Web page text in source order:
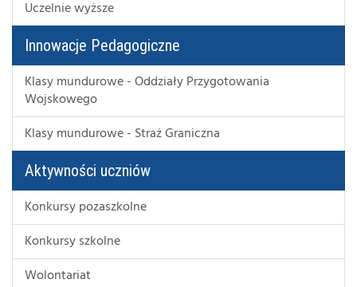
Uczelnie wyższe
Innowacje Pedagogiczne
Klasy mundurowe - Oddziały Przygotowania
Wojskowego
Klasy mundurowe - Straż Graniczna
Aktywności uczniów
Konkursy pozaszkolne
Konkursy szkolne
Wolontariat